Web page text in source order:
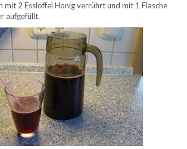
mit 2 Esslöffel Honig verrührt und mit 1 Flasche
aufgefüllt.